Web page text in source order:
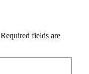
Required fields are